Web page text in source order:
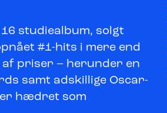
studiealbum, solgt
#1-hits i mere end
priser – herunder en
samt adskillige Oscar-
er hædret som